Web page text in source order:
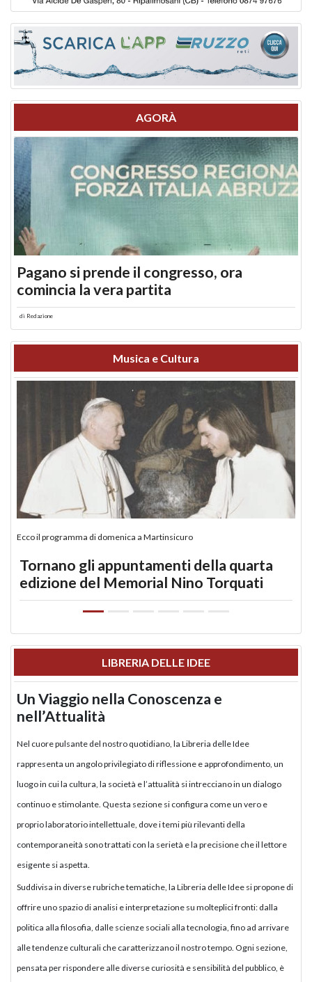
AGORÀ
Pagano si prende il congresso, ora
comincia la vera partita
di Redazione
Musica e Cultura
Ecco il programma di domenica a Martinsicuro
Tornano gli appuntamenti della quarta
edizione del Memorial Nino Torquati
LIBRERIA DELLE IDEE
Un Viaggio nella Conoscenza e
nell’Attualità
Nel cuore pulsante del nostro quotidiano, la Libreria delle Idee
rappresenta un angolo privilegiato di riflessione e approfondimento, un
luogo in cui la cultura, la società e l’attualità si intrecciano in un dialogo
continuo e stimolante. Questa sezione si configura come un vero e
proprio laboratorio intellettuale, dove i temi più rilevanti della
contemporaneità sono trattati con la serietà e la precisione che il lettore
esigente si aspetta.
Suddivisa in diverse rubriche tematiche, la Libreria delle Idee si propone di
offrire uno spazio di analisi e interpretazione su molteplici fronti: dalla
politica alla filosofia, dalle scienze sociali alla tecnologia, fino ad arrivare
alle tendenze culturali che caratterizzano il nostro tempo. Ogni sezione,
pensata per rispondere alle diverse curiosità e sensibilità del pubblico, è